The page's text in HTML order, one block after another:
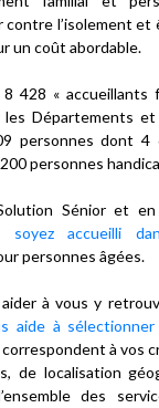
contre l’isolement et
un coût abordable.
8 428 « accueillants
les Départements
personnes dont 4
personnes
Sénior et en
soyez accueilli
personnes âgées.
à vous y
aide à
à vos
de localisation
des